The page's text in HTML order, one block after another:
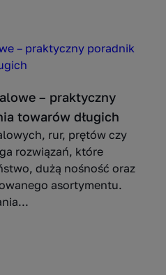
– praktyczny
towarów długich
rur, prętów czy
rozwiązań, które
dużą nośność oraz
asortymentu.